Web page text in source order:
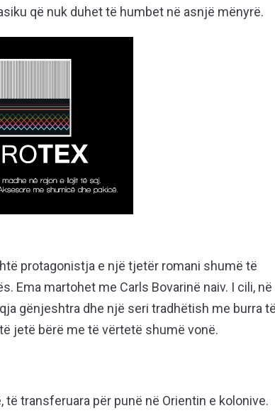
që nuk duhet të humbet në asnjë mënyrë.
protagonistja e një tjetër romani shumë të
Ema martohet me Carls Bovarinë naiv. I cili, në
gënjeshtra dhe një seri tradhëtish me burra të
jetë bërë me të vërtetë shumë vonë.
transferuara për punë në Orientin e kolonive.